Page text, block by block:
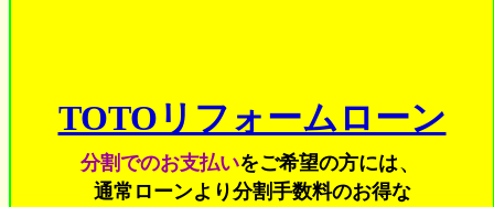
TOTOリフォームローン
分割でのお支払いをご希望の方には、
通常ローンより分割手数料のお得な